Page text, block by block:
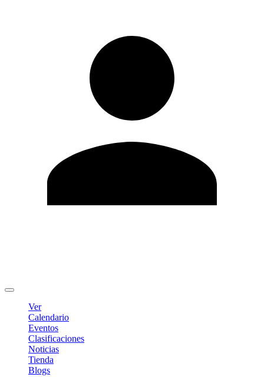
Ver
Calendario
Eventos
Clasificaciones
Noticias
Tienda
Blogs